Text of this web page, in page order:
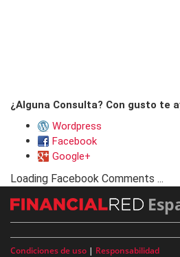
¿Alguna Consulta? Con gusto te
Wordpress
Facebook
Google+
Loading Facebook Comments ...
Condiciones de uso | Responsabilidad